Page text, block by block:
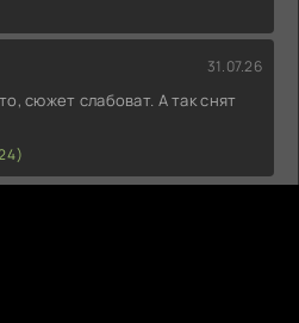
31.07.26
сюжет слабоват. А так снят